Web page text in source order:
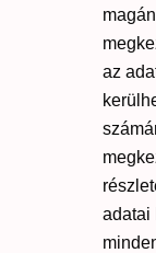
az
adatai